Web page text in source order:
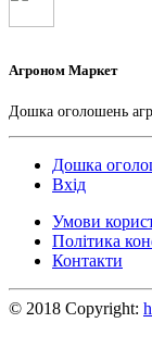
Агроном Маркет
Дошка оголошень
Дошка
Вхід
Умови
Політика
Контакти
© 2018 Copyright: